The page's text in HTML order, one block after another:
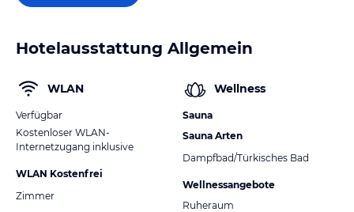
Hotelausstattung Allgemein
WLAN
Verfügbar
Kostenloser WLAN-
Internetzugang inklusive
WLAN Kostenfrei
Zimmer
Wellness
Sauna
Sauna Arten
Dampfbad/Türkisches Bad
Wellnessangebote
Ruheraum